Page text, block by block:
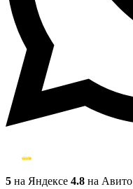
5 на Яндексе 4.8 на Авито